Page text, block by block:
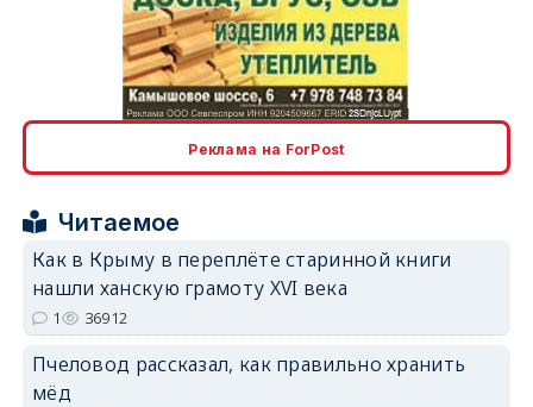
erid: 2SDnjcLUypt
erid: 2SDnjcrDNw6
Реклама на ForPost
Читаемое
Как в Крыму в переплёте старинной книги
нашли ханскую грамоту XVI века
1 36912
Пчеловод рассказал, как правильно хранить
мёд